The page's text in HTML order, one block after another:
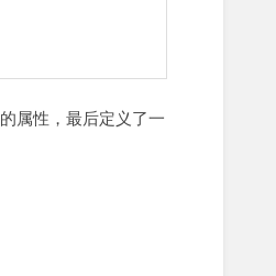
的属性，最后定义了一